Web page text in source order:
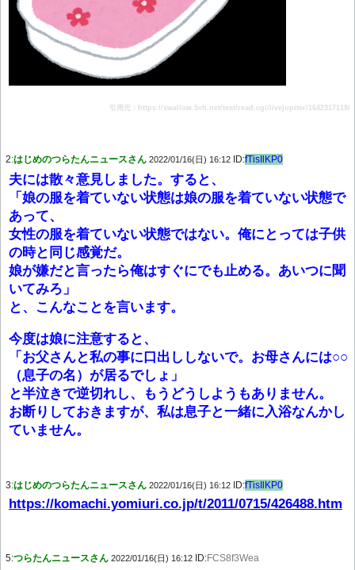
引用元：https://swallow.5ch.net/test/read.cgi/livejupiter/1642317119/
2:はじめのつらたんニュースさん 2022/01/16(日) 16:12 ID:fTisIlKP0
夫には散々意見しました。すると、
「娘の服を着ていない状態は娘の服を着ていない状態で
あって、
女性の服を着ていない状態ではない。俺にとっては子供
の時と同じ感覚だ。
娘が嫌だと言ったら俺はすぐにでも止める。あいつに聞
いてみろ」
と、こんなことを言います。
今度は娘に注意すると、
「お父さんと私の事に口出ししないで。お母さんには○○
（息子の名）が居るでしょ」
と半泣きで逆切れし、もうどうしようもありません。
お断りしておきますが、私は息子と一緒に入浴なんかし
ていません。
3:はじめのつらたんニュースさん 2022/01/16(日) 16:12 ID:fTisIlKP0
https://komachi.yomiuri.co.jp/t/2011/0715/426488.htm
5:つらたんニュースさん 2022/01/16(日) 16:12 ID:FCS8f3Wea